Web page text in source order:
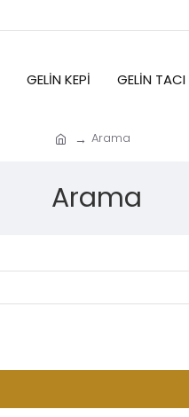
GELIN KEPI GELIN TACI
Arama
Arama